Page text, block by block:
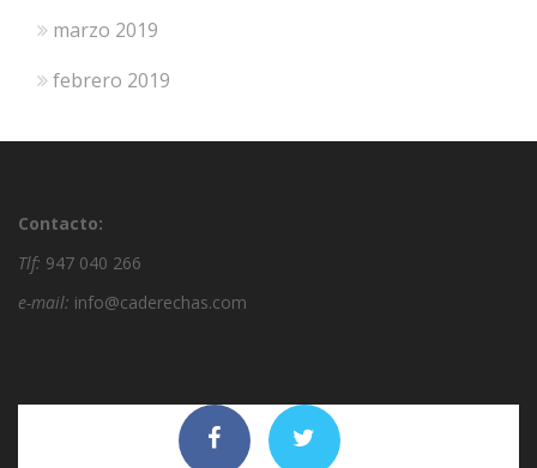
marzo 2019
febrero 2019
Contacto:
Tlf: 947 040 266
e-mail: info@caderechas.com